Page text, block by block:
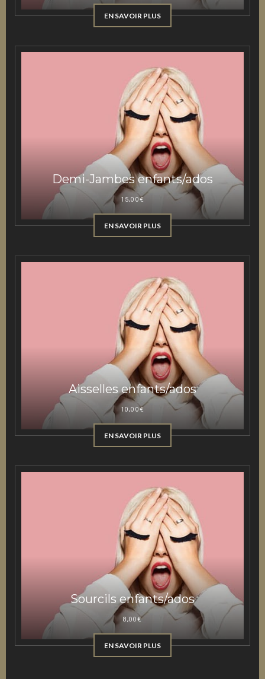
EN SAVOIR PLUS
Demi-Jambes enfants/ados
15,00€
EN SAVOIR PLUS
Aisselles enfants/ados
10,00€
EN SAVOIR PLUS
Sourcils enfants/ados
8,00€
EN SAVOIR PLUS